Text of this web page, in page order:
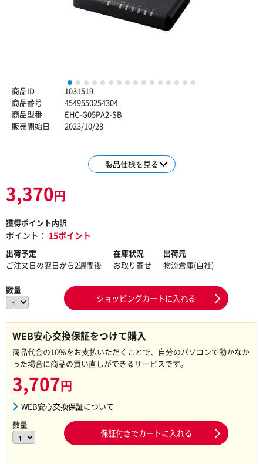
1 2 3 4 5 6 7 8 9 10 11 12 13 14 15
商品ID
1031519
商品番号
4549550254304
商品型番
EHC-G05PA2-SB
販売開始日
2023/10/28
製品仕様を見る
3,370円
獲得ポイント内訳
ポイント： 15ポイント
出荷予定
ご注文日の翌日から2週間後
在庫状況
お取り寄せ
出荷元
物流倉庫(自社)
数量
ショッピングカートに入れる
WEB安心交換保証をつけて購入
商品代金の10％をお支払いただくことで、自分のパソコンで動かなか
った場合に商品の買い直しができるサービスです。
3,707円
WEB安心交換保証について
数量
保証付きでカートに入れる